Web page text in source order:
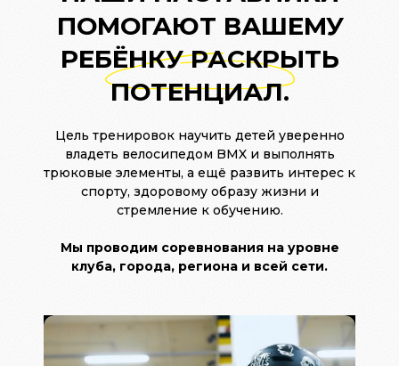
ПОМОГАЮТ ВАШЕМУ
РЕБЁНКУ РАСКРЫТЬ
ПОТЕНЦИАЛ.
Цель тренировок научить детей уверенно
владеть велосипедом BMX и выполнять
трюковые элементы, а ещё развить интерес к
спорту, здоровому образу жизни и
стремление к обучению.
Мы проводим соревнования на уровне
клуба, города, региона и всей сети.